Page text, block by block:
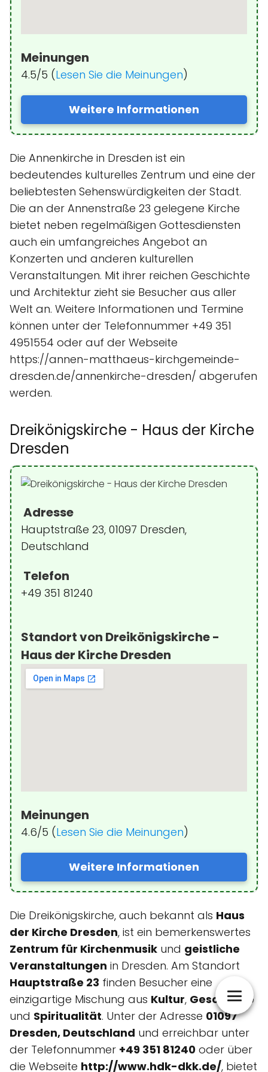
Meinungen
4.5/5 (Lesen Sie die Meinungen)
Weitere Informationen
Die Annenkirche in Dresden ist ein
bedeutendes kulturelles Zentrum und eine der
beliebtesten Sehenswürdigkeiten der Stadt.
Die an der Annenstraße 23 gelegene Kirche
bietet neben regelmäßigen Gottesdiensten
auch ein umfangreiches Angebot an
Konzerten und anderen kulturellen
Veranstaltungen. Mit ihrer reichen Geschichte
und Architektur zieht sie Besucher aus aller
Welt an. Weitere Informationen und Termine
können unter der Telefonnummer +49 351
4951554 oder auf der Webseite
https://annen-matthaeus-kirchgemeinde-
dresden.de/annenkirche-dresden/ abgerufen
werden.
Dreikönigskirche - Haus der Kirche
Dresden
Adresse
Hauptstraße 23, 01097 Dresden,
Deutschland
Telefon
+49 351 81240
Standort von Dreikönigskirche -
Haus der Kirche Dresden
Meinungen
4.6/5 (Lesen Sie die Meinungen)
Weitere Informationen
Die Dreikönigskirche, auch bekannt als Haus
der Kirche Dresden, ist ein bemerkenswertes
Zentrum für Kirchenmusik und geistliche
Veranstaltungen in Dresden. Am Standort
Hauptstraße 23 finden Besucher eine
einzigartige Mischung aus Kultur, Geschichte
und Spiritualität. Unter der Adresse 01097
Dresden, Deutschland und erreichbar unter
der Telefonnummer +49 351 81240 oder über
die Webseite http://www.hdk-dkk.de/, bietet